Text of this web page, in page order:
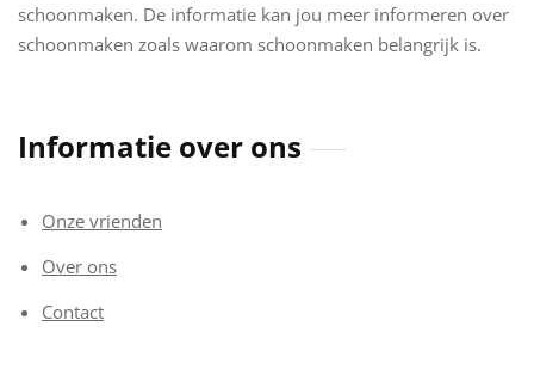
schoonmaken. De informatie kan jou meer informeren over
schoonmaken zoals waarom schoonmaken belangrijk is.
Informatie over ons
Onze vrienden
Over ons
Contact